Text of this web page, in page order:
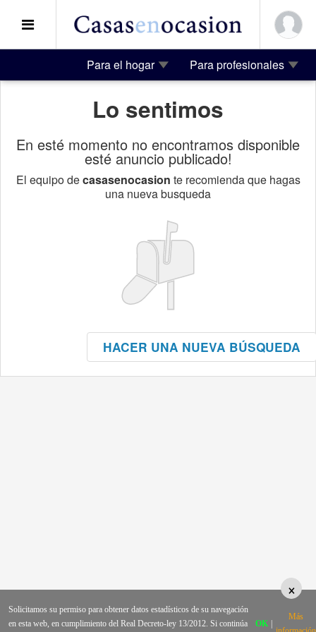
Para el hogar Para profesionales
Lo sentimos
En esté momento no encontramos disponible
esté anuncio publicado!
El equipo decasasenocasion te recomienda que hagas
una nueva busqueda
HACER UNA NUEVA BÚSQUEDA
×
Solicitamos su permiso para obtener datos estadísticos de su navegación
en esta web, en cumplimiento del Real Decreto-ley 13/2012. Si continúa
OK
Más